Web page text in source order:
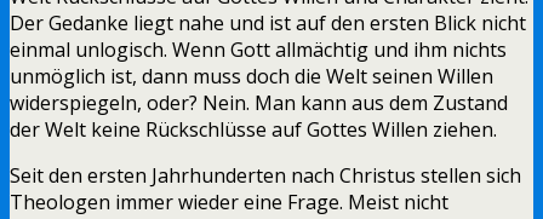
Der Gedanke liegt nahe und ist auf den ersten Blick nicht
einmal unlogisch. Wenn Gott allmächtig und ihm nichts
unmöglich ist, dann muss doch die Welt seinen Willen
widerspiegeln, oder? Nein. Man kann aus dem Zustand
der Welt keine Rückschlüsse auf Gottes Willen ziehen.
Seit den ersten Jahrhunderten nach Christus stellen sich
Theologen immer wieder eine Frage. Meist nicht